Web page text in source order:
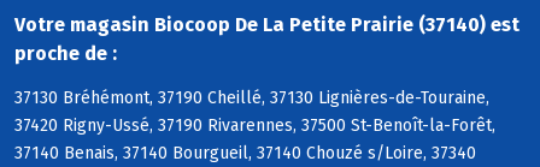
Votre magasin Biocoop De La Petite Prairie (37140) est
proche de :
37130 Bréhémont, 37190 Cheillé, 37130 Lignières-de-Touraine,
37420 Rigny-Ussé, 37190 Rivarennes, 37500 St-Benoît-la-Forêt,
37140 Benais, 37140 Bourgueil, 37140 Chouzé s/Loire, 37340